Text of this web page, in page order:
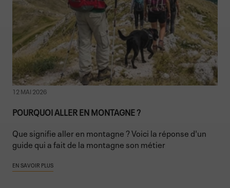
12 MAI 2026
POURQUOI ALLER EN MONTAGNE ?
Que signifie aller en montagne ? Voici la réponse d'un
guide qui a fait de la montagne son métier
EN SAVOIR PLUS